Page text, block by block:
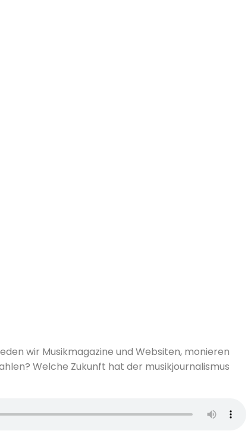
wir Musikmagazine und Websiten, monieren
Welche Zukunft hat der musikjournalismus